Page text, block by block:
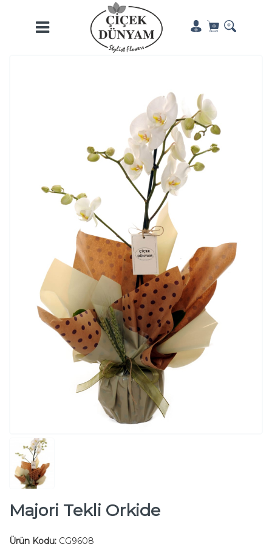
Majori Tekli Orkide
Ürün Kodu: CG9608